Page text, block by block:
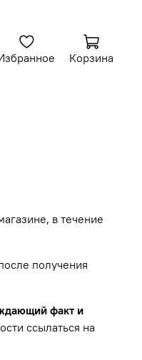
Корзина
в течение
получения
факт и
ссылаться на